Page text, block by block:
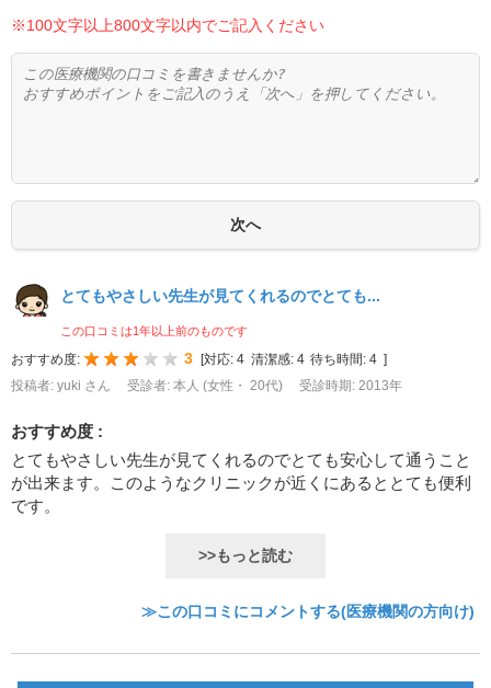
※100文字以上800文字以内でご記入ください
とてもやさしい先生が見てくれるのでとても...
この口コミは1年以上前のものです
おすすめ度: 3 対応: 4 清潔感: 4 待ち時間: 4
投稿者: yuki さん
受診者: 本人 (女性・ 20代) 受診時期: 2013年
おすすめ度 :
とてもやさしい先生が見てくれるのでとても安心して通うこと
が出来ます。このようなクリニックが近くにあるととても便利
です。
>>もっと読む
≫この口コミにコメントする(医療機関の方向け)